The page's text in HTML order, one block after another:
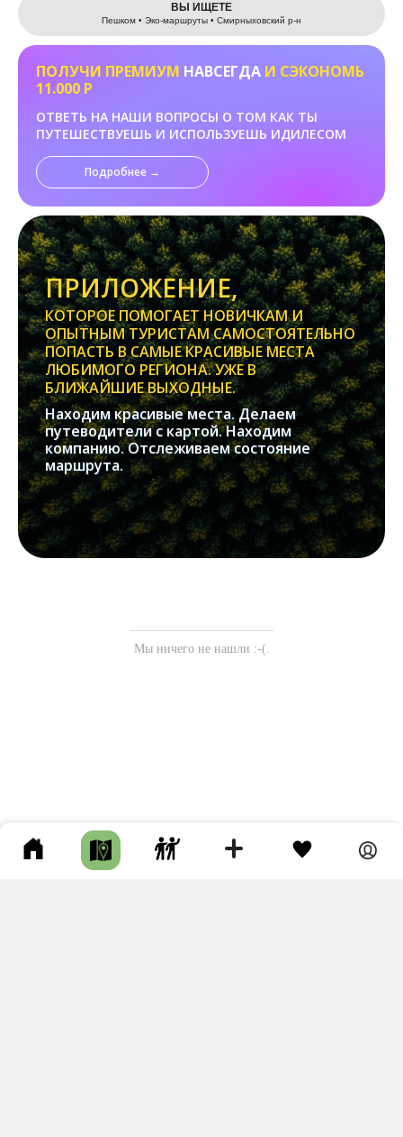
ВЫ ИЩЕТЕ
Пешком • Эко-маршруты • Смирныховский р-н
ПОЛУЧИ ПРЕМИУМ НАВСЕГДА И СЭКОНОМЬ
11.000 Р
ОТВЕТЬ НА НАШИ ВОПРОСЫ О ТОМ КАК ТЫ
ПУТЕШЕСТВУЕШЬ И ИСПОЛЬЗУЕШЬ ИДИЛЕСОМ
Подробнее →
ПРИЛОЖЕНИЕ,
КОТОРОЕ ПОМОГАЕТ НОВИЧКАМ И
ОПЫТНЫМ ТУРИСТАМ САМОСТОЯТЕЛЬНО
ПОПАСТЬ В САМЫЕ КРАСИВЫЕ МЕСТА
ЛЮБИМОГО РЕГИОНА. УЖЕ В
БЛИЖАЙШИЕ ВЫХОДНЫЕ.
Находим красивые места. Делаем
путеводители с картой. Находим
компанию. Отслеживаем состояние
маршрута.
Мы ничего не нашли :-(.